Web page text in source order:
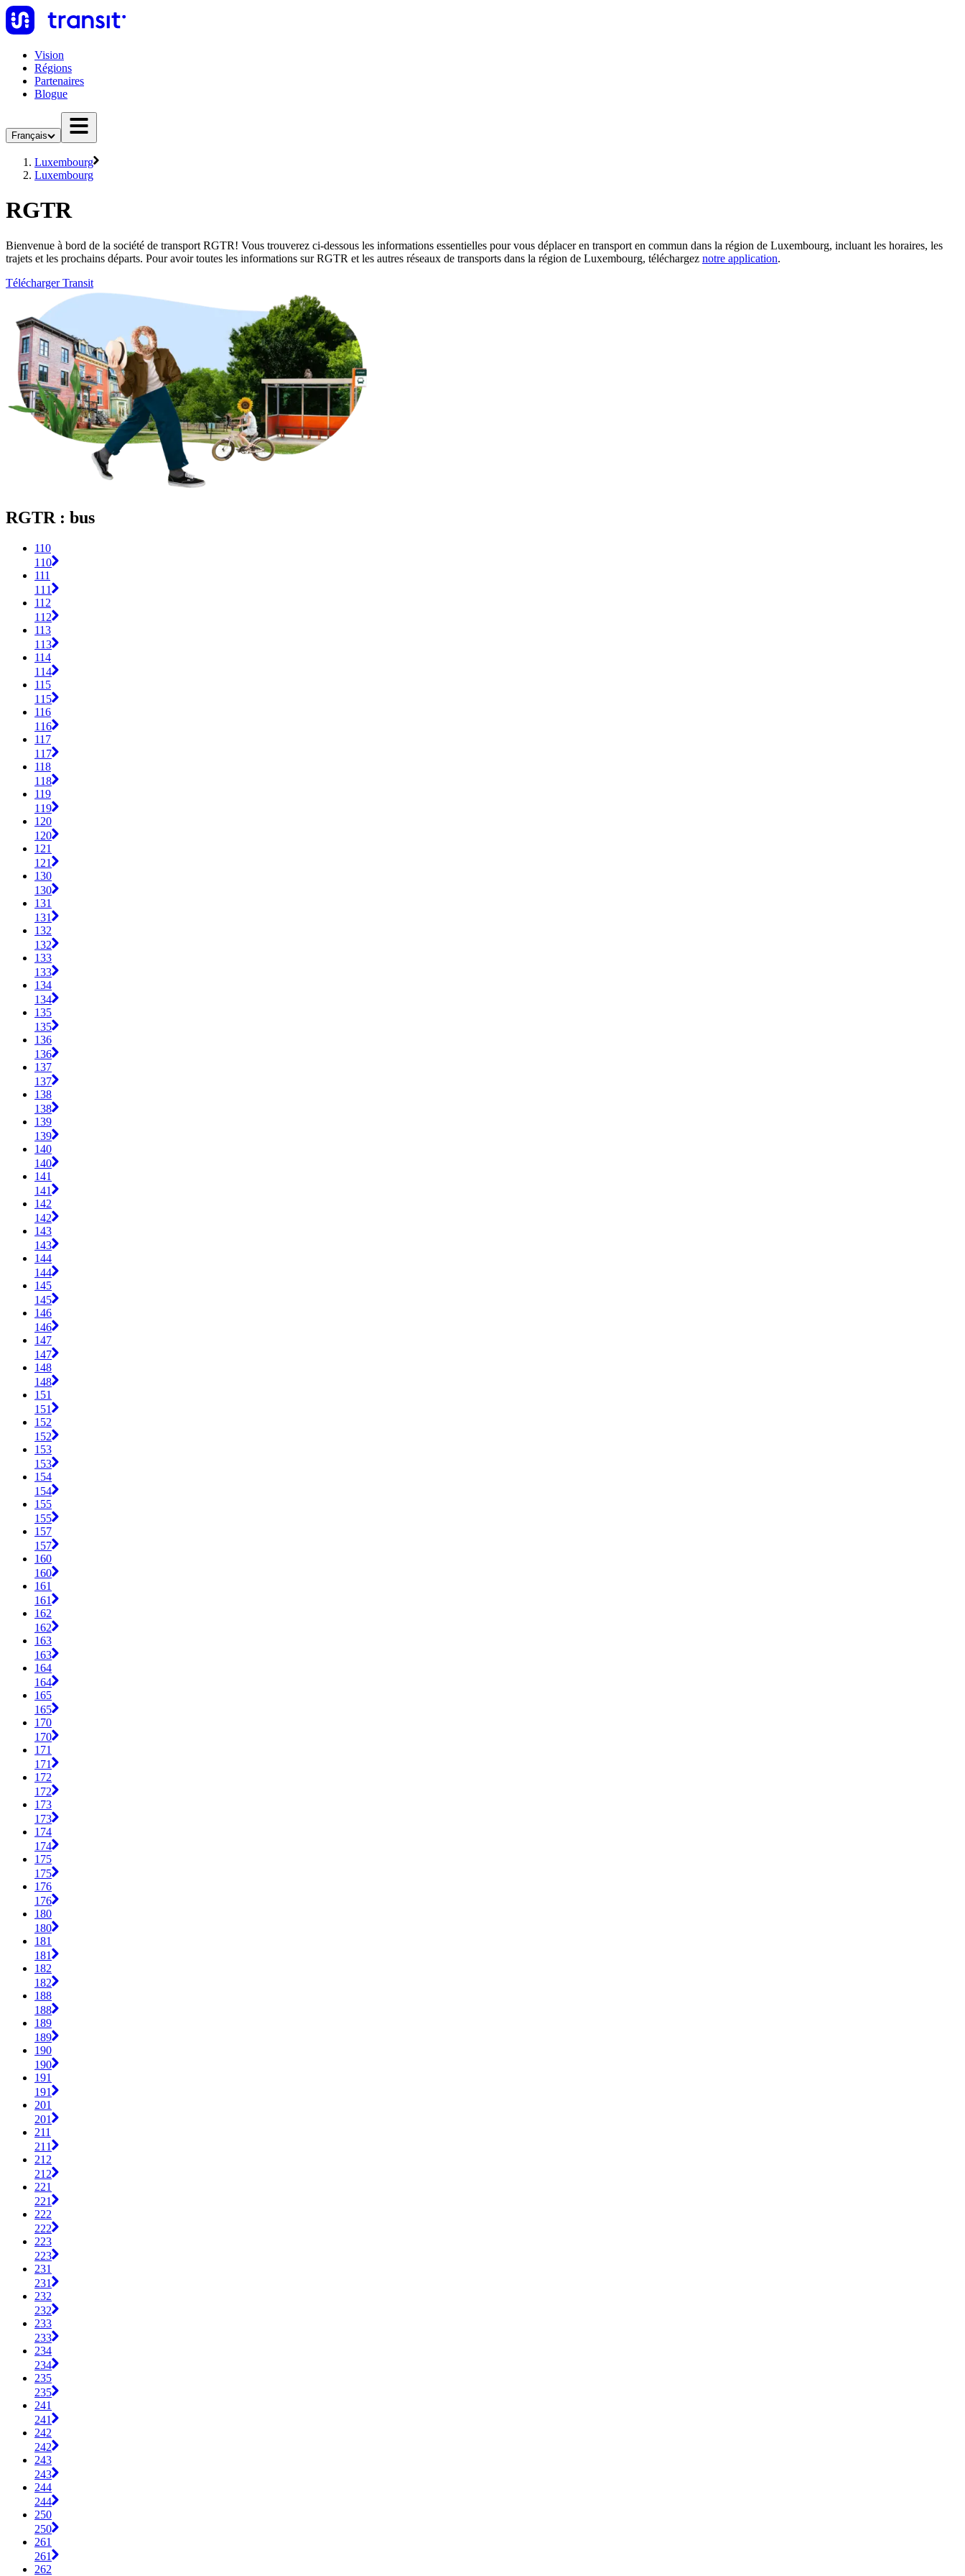
Vision
Régions
Partenaires
Blogue
Français
Luxembourg
Luxembourg
RGTR
Bienvenue à bord de la société de transport RGTR! Vous trouverez ci-dessous les informations essentielles pour vous déplacer en transport en commun dans la région de Luxembourg, incluant les horaires, les
trajets et les prochains départs. Pour avoir toutes les informations sur RGTR et les autres réseaux de transports dans la région de Luxembourg, téléchargez notre application.
Télécharger Transit
RGTR : bus
110
110
111
111
112
112
113
113
114
114
115
115
116
116
117
117
118
118
119
119
120
120
121
121
130
130
131
131
132
132
133
133
134
134
135
135
136
136
137
137
138
138
139
139
140
140
141
141
142
142
143
143
144
144
145
145
146
146
147
147
148
148
151
151
152
152
153
153
154
154
155
155
157
157
160
160
161
161
162
162
163
163
164
164
165
165
170
170
171
171
172
172
173
173
174
174
175
175
176
176
180
180
181
181
182
182
188
188
189
189
190
190
191
191
201
201
211
211
212
212
221
221
222
222
223
223
231
231
232
232
233
233
234
234
235
235
241
241
242
242
243
243
244
244
250
250
261
261
262